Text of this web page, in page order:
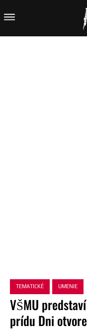
TEMATICKÉ UMENIE
VŠMU
prídu Dni